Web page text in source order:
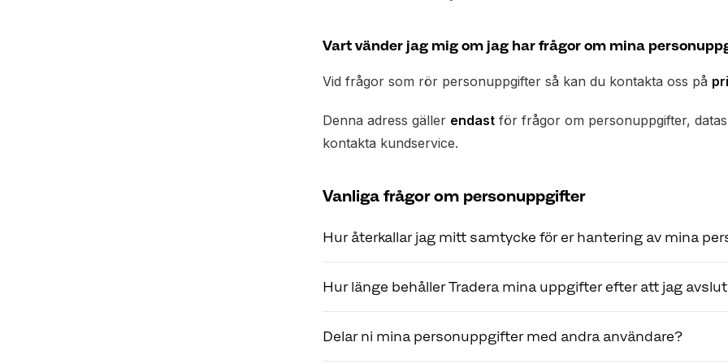
Vart vänder jag mig om jag har frågor om mina
Vid frågor som rör personuppgifter så kan du kontakta oss på
Denna adress gäller endast för frågor om personuppgifter,
kontakta kundservice.
Vanliga frågor om personuppgifter
Hur återkallar jag mitt samtycke för er hantering av mina
behandling genom inställningar i Mitt Tradera, t.ex. dina
Om du vill att vi ska sluta behandla dina personuppgifter helt och
Tradera eller genom att kontakta kundservice.
Hur länge behåller Tradera mina uppgifter efter att jag
nödvändigt att behandla de aktuella uppgifterna tas de bort
Delar ni mina personuppgifter med andra användare?